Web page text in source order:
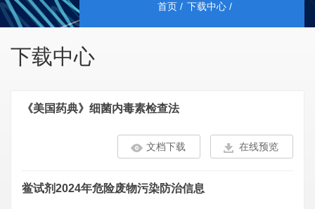
首页 下载中心
下载中心
《美国药典》细菌内毒素检查法
文档下载 在线预览
鲎试剂2024年危险废物污染防治信息